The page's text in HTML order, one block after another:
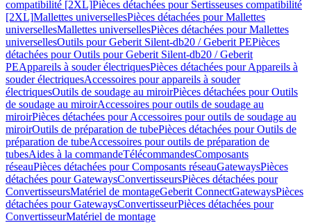
compatibilité [2XL]Pièces détachées pour Sertisseuses compatibilité
[2XL]Mallettes universellesPièces détachées pour Mallettes
universellesMallettes universellesPièces détachées pour Mallettes
universellesOutils pour Geberit Silent-db20 / Geberit PEPièces
détachées pour Outils pour Geberit Silent-db20 / Geberit
PEAppareils à souder électriquesPièces détachées pour Appareils à
souder électriquesAccessoires pour appareils à souder
électriquesOutils de soudage au miroirPièces détachées pour Outils
de soudage au miroirAccessoires pour outils de soudage au
miroirPièces détachées pour Accessoires pour outils de soudage au
miroirOutils de préparation de tubePièces détachées pour Outils de
préparation de tubeAccessoires pour outils de préparation de
tubesAides à la commandeTélécommandesComposants
réseauPièces détachées pour Composants réseauGatewaysPièces
détachées pour GatewaysConvertisseursPièces détachées pour
ConvertisseursMatériel de montageGeberit ConnectGatewaysPièces
détachées pour GatewaysConvertisseurPièces détachées pour
ConvertisseurMatériel de montage